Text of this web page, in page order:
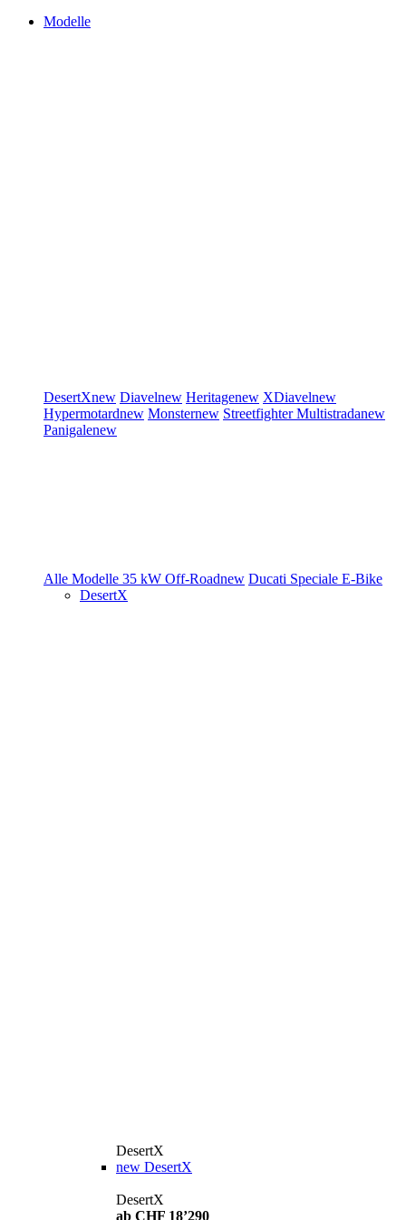
Modelle
DesertXnew Diavelnew Heritagenew XDiavelnew
Hypermotardnew Monsternew StreetfighterMultistradanew
Panigalenew
Alle Modelle 35 kW Off-Roadnew Ducati Speciale E-Bike
DesertX
DesertX
new DesertX
DesertX
ab CHF 18’290